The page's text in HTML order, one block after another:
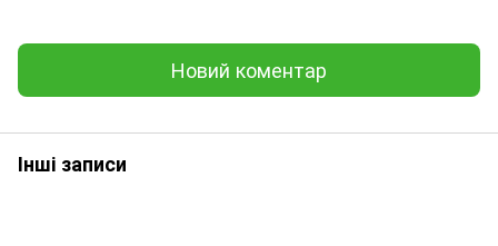
Новий коментар
Інші записи